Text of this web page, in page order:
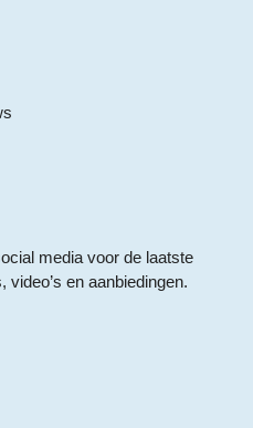
media voor de laatste
video’s en aanbiedingen.